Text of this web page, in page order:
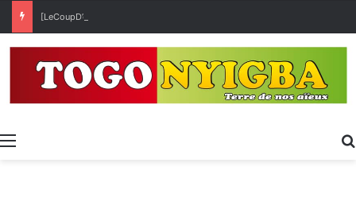
Menu